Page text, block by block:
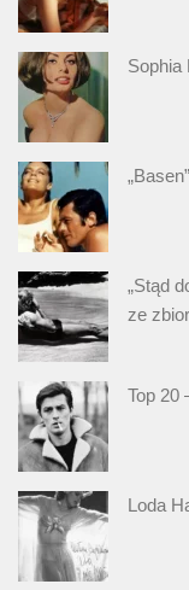
Sophia
„Stąd
ze
Top 20
Loda